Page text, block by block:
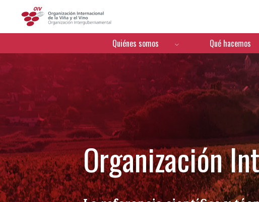
Menú de navegación
Quiénes somos Qué hacemos
Organización